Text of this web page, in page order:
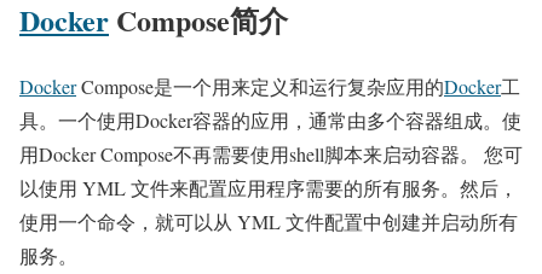
Docker Compose简介
DockerCompose是一个用来定义和运行复杂应用的Docker工
具。一个使用Docker容器的应用，通常由多个容器组成。使
用Docker Compose不再需要使用shell脚本来启动容器。 您可
以使用 YML 文件来配置应用程序需要的所有服务。然后，
使用一个命令，就可以从 YML 文件配置中创建并启动所有
服务。